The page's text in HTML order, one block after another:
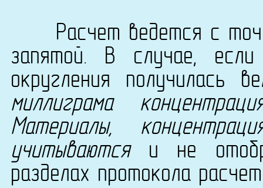
Расчет ведется с
запятой. В случае,
округления получилась
миллиграма
Материалы,
учитываютсяи не
разделах протокола